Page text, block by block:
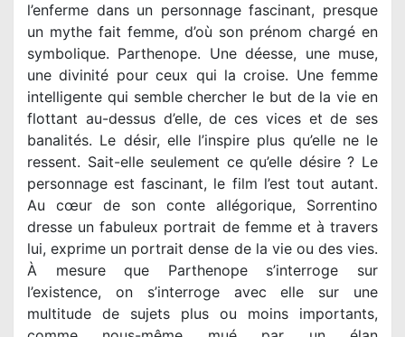
l’enferme dans un personnage fascinant, presque
un mythe fait femme, d’où son prénom chargé en
symbolique. Parthenope. Une déesse, une muse,
une divinité pour ceux qui la croise. Une femme
intelligente qui semble chercher le but de la vie en
flottant au-dessus d’elle, de ces vices et de ses
banalités. Le désir, elle l’inspire plus qu’elle ne le
ressent. Sait-elle seulement ce qu’elle désire ? Le
personnage est fascinant, le film l’est tout autant.
Au cœur de son conte allégorique, Sorrentino
dresse un fabuleux portrait de femme et à travers
lui, exprime un portrait dense de la vie ou des vies.
À mesure que Parthenope s’interroge sur
l’existence, on s’interroge avec elle sur une
multitude de sujets plus ou moins importants,